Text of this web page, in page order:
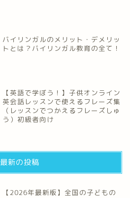
バイリンガルのメリット・デメリッ
トとは？バイリンガル教育の全て！
【英語で学ぼう！】子供オンライン
英会話レッスンで使えるフレーズ集
（レッスンでつかえるフレーズしゅ
う）初級者向け
最新の投稿
【2026年最新版】全国の子どもの